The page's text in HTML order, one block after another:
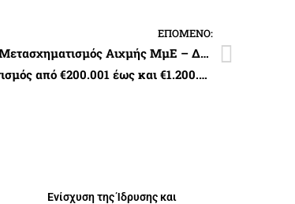
ΕΠΌΜΕΝΟ:
Ψηφιακός Μετασχηματισμός Αιχμής ΜμΕ – ΔΡΑΣΗ 3
από €200.001 έως και €1.200.000.
Ενίσχυση της Ίδρυσης και